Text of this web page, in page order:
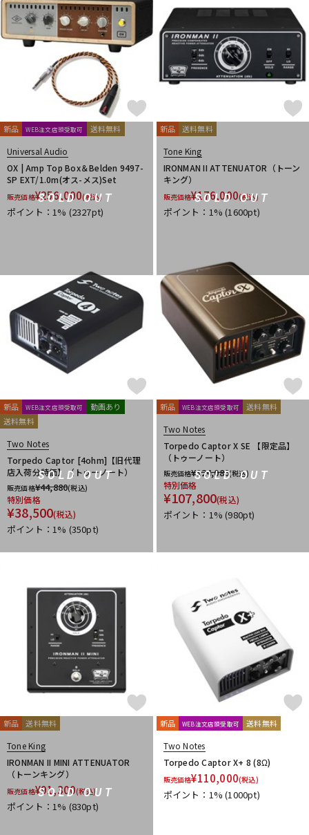
VANDERKLEY
VHT VOVOX VOX
WALRUS AUDIO
YAMAHA
ZT Amp Z-VEX
他
キョーリツ
SOLD OUT
新品 WEB注文店頭受取可 送料無料
Universal Audio
OX | Amp Top Box＆Belden 9497-
SP EXT/1.0m(オス-メス)Set
販売価格¥256,000(税込)
ポイント：1% (2327pt)
SOLD OUT
新品 送料無料
Tone King
IRONMAN II ATTENUATOR（トーン
キング）
販売価格¥176,000(税込)
ポイント：1%(1600pt)
SOLD OUT
新品 WEB注文店頭受取可
動画あり
送料無料
Two Notes
Torpedo Captor [4ohm]【旧代理
店入荷分特価】（トゥーノート）
販売価格¥44,880(税込)
特別価格
¥38,500(税込)
ポイント：1% (350pt)
SOLD OUT
新品 WEB注文店頭受取可 送料無料
Two Notes
Torpedo Captor X SE 【限定品】
（トゥーノート）
販売価格¥124,080(税込)
特別価格
¥107,800(税込)
ポイント：1%(980pt)
SOLD OUT
新品 送料無料
Tone King
IRONMAN II MINI ATTENUATOR
（トーンキング）
販売価格¥91,300(税込)
ポイント：1% (830pt)
新品 WEB注文店頭受取可 送料無料
Two Notes
Torpedo Captor X+ 8 (8Ω)
販売価格¥110,000(税込)
ポイント：1%(1000pt)